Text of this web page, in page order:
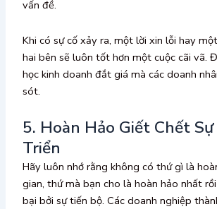
vấn đề.
Khi có sự cố xảy ra, một lời xin lỗi hay
hai bên sẽ luôn tốt hơn một cuộc cãi vã.
học kinh doanh đắt giá mà các doanh
sót.
5. Hoàn Hảo Giết Chết
Triển
Hãy luôn nhớ rằng không có thứ gì là
gian, thứ mà bạn cho là hoàn hảo nhất
bại bởi sự tiến bộ. Các doanh nghiệp